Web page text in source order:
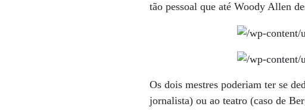
tão pessoal que até Woody Allen
Os dois mestres poderiam ter se
jornalista) ou ao teatro (caso de